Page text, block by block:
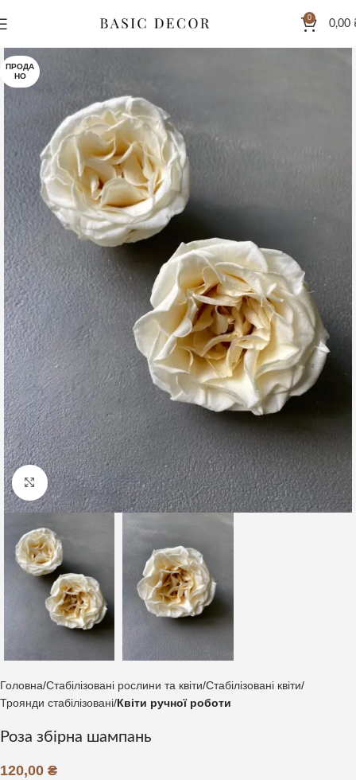
0
0,00
ПРОДА
НО
Клацніть, щоб збільшити
Головна Стабілізовані рослини та квіти Стабілізовані квіти
Троянди стабілізовані Квіти ручної роботи
Роза збірна шампань
120,00 ₴